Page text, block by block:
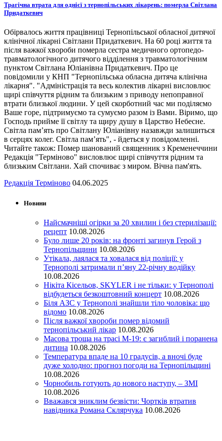
Трагічна втрата для однієї з тернопільських лікарень: померла Світлана
Придаткевич
Обірвалось життя працівниці Тернопільської обласної дитячої
клінічної лікарні Світлани Придаткевич. На 60 році життя та
після важкої хвороби померла сестра медичного ортопедо-
травматологічного дитячого відділення з травматологічним
пунктом Світлана Юліанівна Придаткевич. Про це
повідомили у КНП "Тернопільська обласна дитяча клінічна
лікарня". "Адміністрація та весь колектив лікарні висловлює
щирі співчуття рідним та близьким з приводу непоправної
втрати близької людини. У цей скорботний час ми поділяємо
Ваше горе, підтримуємо та сумуємо разом із Вами. Віримо, що
Господь прийме її світлу та щиру душу в Царство Небесне.
Світла пам’ять про Світлану Юліанівну назавжди залишиться
в серцях колег. Світла пам’ять", - йдеться у повідомленні.
Читайте також: Помер шанований священник з Кременеччини
Редакція "Терміново" висловлює щирі співчуття рідним та
близьким Світлани. Хай спочиває з миром. Вічна пам'ять.
Редакція Терміново 04.06.2025
Новини
Найсмачніші огірки за 20 хвилин і без стерилізації:
рецепт 10.08.2026
Було лише 20 років: на фронті загинув Герой з
Тернопільщини 10.08.2026
Утікала, лаялася та ховалася від поліції: у
Тернополі затримали п’яну 22-річну водійку
10.08.2026
Нікіта Кісельов, SKYLER і не тільки: у Тернополі
відбудеться безкоштовний концерт 10.08.2026
Біля АЗС у Тернополі знайшли тіло чоловіка: що
відомо 10.08.2026
Після важкої хвороби помер відомий
тернопільський лікар 10.08.2026
Масова троща на трасі М-19: є загиблий і поранена
дитина 10.08.2026
Температура впаде на 10 градусів, а вночі буде
дуже холодно: прогноз погоди на Тернопільщині
10.08.2026
Чорнобиль готують до нового наступу, – ЗМІ
10.08.2026
Вважався зниклим безвісти: Чортків втратив
навідника Романа Склярчука 10.08.2026